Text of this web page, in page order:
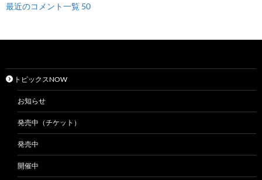
最近のコメント一覧 50
トピックスNOW
お知らせ
発売中（チケット）
発売中
開催中